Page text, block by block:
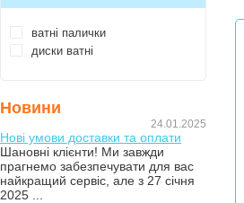
ватні палички
диски ватні
Новини
24.01.2025
Нові умови доставки та оплати
Шановні клієнти! Ми завжди
прагнемо забезпечувати для вас
найкращий сервіс, але з 27 січня
2025 ...